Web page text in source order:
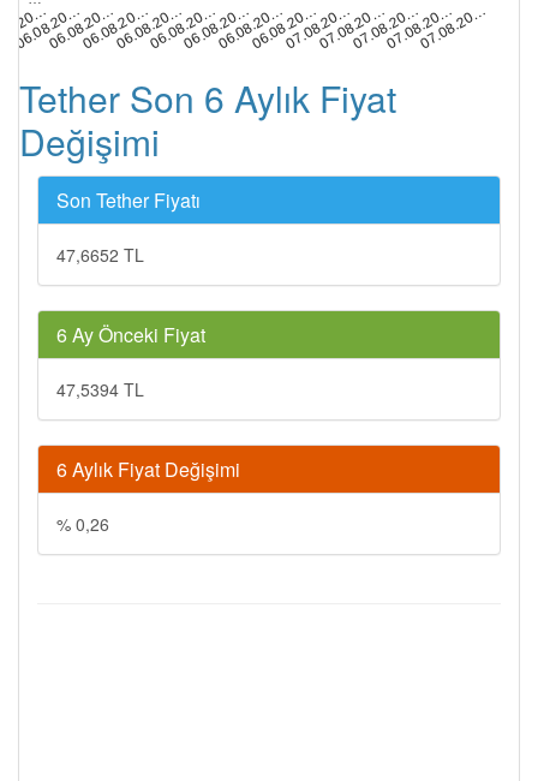
06.08.20…
06.08.20…06.08.20…06.08.20…06.08.20…06.08.20…06.08.20…06.08.20…07.08.20…07.08.20…07.08.20…07.08.20…
07.08.20…
Tether Son 6 Aylık Fiyat
Değişimi
Son Tether Fiyatı
47,6652 TL
6 Ay Önceki Fiyat
47,5394 TL
6 Aylık Fiyat Değişimi
% 0,26